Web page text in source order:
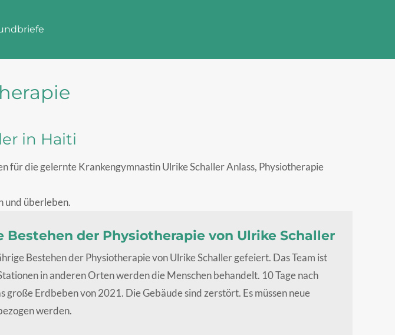
in Haiti
die gelernte Krankengymnastin Ulrike Schaller Anlass, Physiotherapie
und überleben.
Bestehen der Physiotherapie von Ulrike Schaller
Bestehen der Physiotherapie von Ulrike Schaller gefeiert. Das Team ist
in anderen Orten werden die Menschen behandelt. 10 Tage nach
große Erdbeben von 2021. Die Gebäude sind zerstört. Es müssen neue
werden.